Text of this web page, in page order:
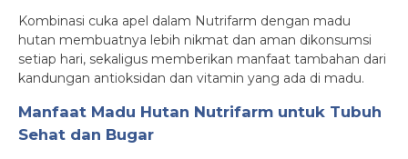
Kombinasi cuka apel dalam Nutrifarm dengan madu
hutan membuatnya lebih nikmat dan aman dikonsumsi
setiap hari, sekaligus memberikan manfaat tambahan dari
kandungan antioksidan dan vitamin yang ada di madu.
Manfaat Madu Hutan Nutrifarm untuk Tubuh
Sehat dan Bugar